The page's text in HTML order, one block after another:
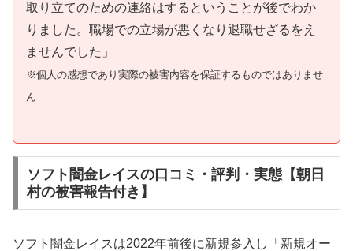
取り立てのための連絡はするということが後でわか
りました。職場での立場が悪くなり退職せざるをえ
ませんでした」
※個人の感想であり実際の被害内容を保証するものではありませ
ん
ソフト闇金レイスの口コミ・評判・実態【朝日
村の被害報告付き】
ソフト闇金レイスは2022年前後に新規参入し「新規オー